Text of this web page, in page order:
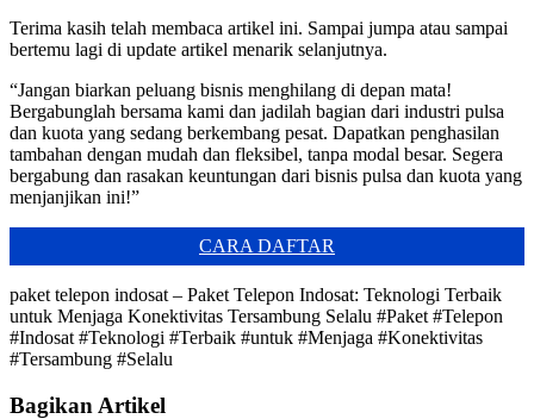
Terima kasih telah membaca artikel ini. Sampai jumpa atau sampai
bertemu lagi di update artikel menarik selanjutnya.
“Jangan biarkan peluang bisnis menghilang di depan mata!
Bergabunglah bersama kami dan jadilah bagian dari industri pulsa
dan kuota yang sedang berkembang pesat. Dapatkan penghasilan
tambahan dengan mudah dan fleksibel, tanpa modal besar. Segera
bergabung dan rasakan keuntungan dari bisnis pulsa dan kuota yang
menjanjikan ini!”
CARA DAFTAR
paket telepon indosat – Paket Telepon Indosat: Teknologi Terbaik
untuk Menjaga Konektivitas Tersambung Selalu #Paket #Telepon
#Indosat #Teknologi #Terbaik #untuk #Menjaga #Konektivitas
#Tersambung #Selalu
Bagikan Artikel